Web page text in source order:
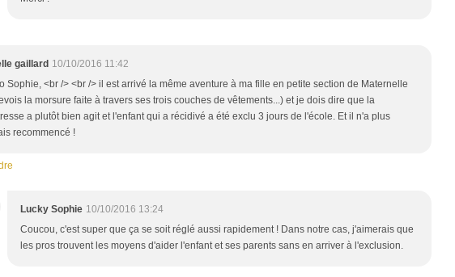
gaillard 10/10/2016 11:42
Sophie, <br /> <br /> il est arrivé la même aventure à ma fille en petite section de Maternelle
la morsure faite à travers ses trois couches de vêtements...) et je dois dire que la
a plutôt bien agit et l'enfant qui a récidivé a été exclu 3 jours de l'école. Et il n'a plus
recommencé !
Lucky Sophie 10/10/2016 13:24
Coucou, c'est super que ça se soit réglé aussi rapidement ! Dans notre cas, j'aimerais que
les pros trouvent les moyens d'aider l'enfant et ses parents sans en arriver à l'exclusion.